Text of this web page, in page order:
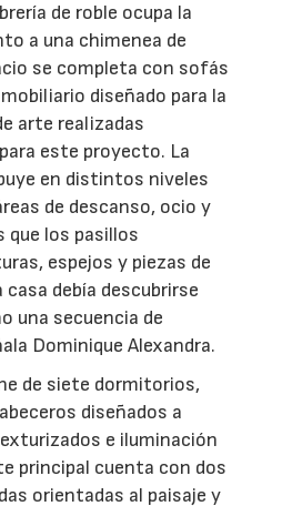
de roble ocupa la
a una chimenea de
se completa con sofás
diseñado para la
arte realizadas
este proyecto. La
en distintos niveles
de descanso, ocio y
que los pasillos
espejos y piezas de
debía descubrirse
una secuencia de
Dominique Alexandra.
de siete dormitorios,
diseñados a
e iluminación
principal cuenta con dos
orientadas al paisaje y